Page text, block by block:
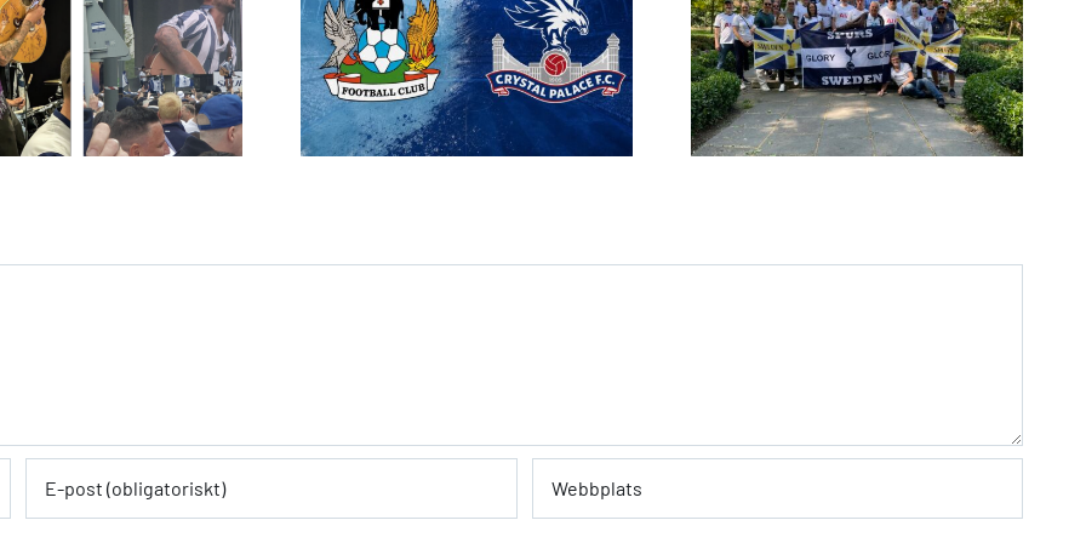
Biljettansökan för
Coventry & Palace
öppnar måndag
Sweden Spurs
medlemsresa hösten
2026
Biljettansökan till
Ipswich, Fulham och
Arsenal är öppen